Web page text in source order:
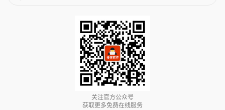
关注官方公众号
获取更多免费在线服务